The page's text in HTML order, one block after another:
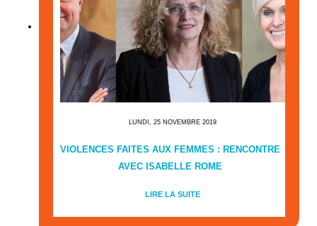
LUNDI, 25 NOVEMBRE 2019
VIOLENCES FAITES AUX FEMMES : RENCONTRE
AVEC ISABELLE ROME
LIRE LA SUITE